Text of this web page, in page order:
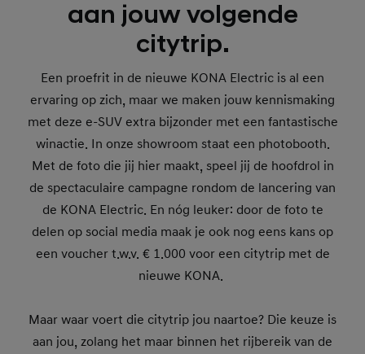
aan jouw volgende
citytrip.
Een proefrit in de nieuwe KONA Electric is al een
ervaring op zich, maar we maken jouw kennismaking
met deze e-SUV extra bijzonder met een fantastische
winactie. In onze showroom staat een photobooth.
Met de foto die jij hier maakt, speel jij de hoofdrol in
de spectaculaire campagne rondom de lancering van
de KONA Electric. En nóg leuker: door de foto te
delen op social media maak je ook nog eens kans op
een voucher t.w.v. € 1.000 voor een citytrip met de
nieuwe KONA.
Maar waar voert die citytrip jou naartoe? Die keuze is
aan jou, zolang het maar binnen het rijbereik van de